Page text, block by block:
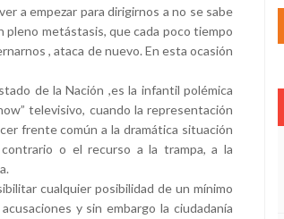
a empezar para dirigirnos a no se sabe
pleno metástasis, que cada poco tiempo
, ataca de nuevo. En esta ocasión
de la Nación ,es la infantil polémica
televisivo, cuando la representación
frente común a la dramática situación
o el recurso a la trampa, a la
cualquier posibilidad de un mínimo
y sin embargo la ciudadanía